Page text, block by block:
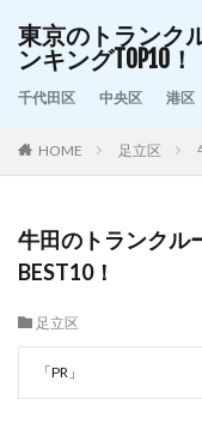
東京のトランク
ンキングTOP10！
千代田区 中央区 港区
HOME 足立区
牛田のトランクル
BEST10！
足立区
「PR」